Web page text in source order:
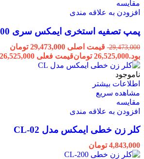
مقایسه
افزودن به علاقه مندی
پمپ تصفیه استخری ایمکس سری SPH200
29,473,000
قیمت اصلی 29,473,000 تومان
بود.26,525,000 تومانقیمت فعلی 26,525,000 تومان است.
ناموجود
اطلاعات بیشتر
مشاهده سریع
مقایسه
افزودن به علاقه مندی
کلر زن خطی ایمکس مدل CL-02
4,843,000 تومان